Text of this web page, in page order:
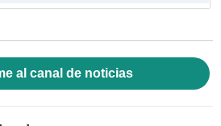
al canal de noticias